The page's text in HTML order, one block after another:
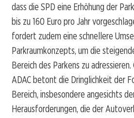
dass die SPD eine Erhöhung der
bis zu 160 Euro pro Jahr
fordert zudem eine schnellere
Parkraumkonzepts, um die
Bereich des Parkens zu
ADAC betont die Dringlichkeit der
Bereich, insbesondere angesichts
Herausforderungen, die der